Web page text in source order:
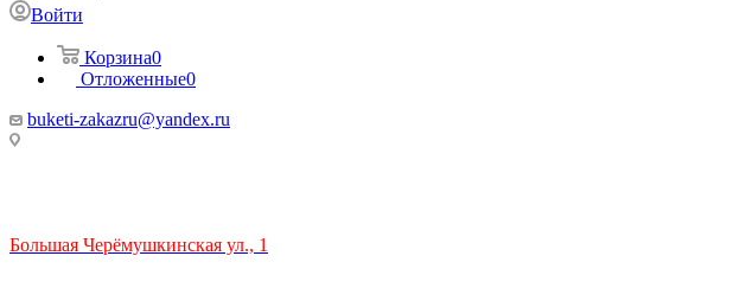
Войти
Корзина0
Отложенные0
buketi-zakazru@yandex.ru
Большая Черёмушкинская ул., 1